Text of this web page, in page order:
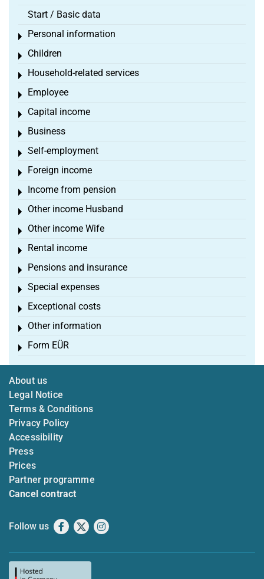
Start / Basic data
Personal information
Toggle menu
Children
Toggle menu
Household-related services
Toggle menu
Employee
Toggle menu
Capital income
Toggle menu
Business
Toggle menu
Self-employment
Toggle menu
Foreign income
Toggle menu
Income from pension
Toggle menu
Other income Husband
Toggle menu
Other income Wife
Toggle menu
Rental income
Toggle menu
Pensions and insurance
Toggle menu
Special expenses
Toggle menu
Exceptional costs
Toggle menu
Other information
Toggle menu
Form EÜR
Toggle menu
About us
Legal Notice
Terms & Conditions
Privacy Policy
Accessibility
Press
Prices
Partner programme
Cancel contract
Follow us Facebook
X Instagram